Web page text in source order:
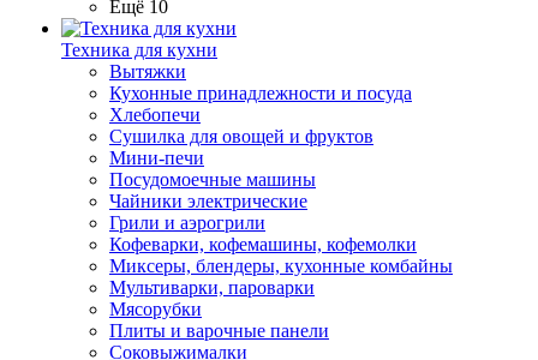
Ещё 10
Техника для кухни
Вытяжки
Кухонные принадлежности и посуда
Хлебопечи
Сушилка для овощей и фруктов
Мини-печи
Посудомоечные машины
Чайники электрические
Грили и аэрогрили
Кофеварки, кофемашины, кофемолки
Миксеры, блендеры, кухонные комбайны
Мультиварки, пароварки
Мясорубки
Плиты и варочные панели
Соковыжималки